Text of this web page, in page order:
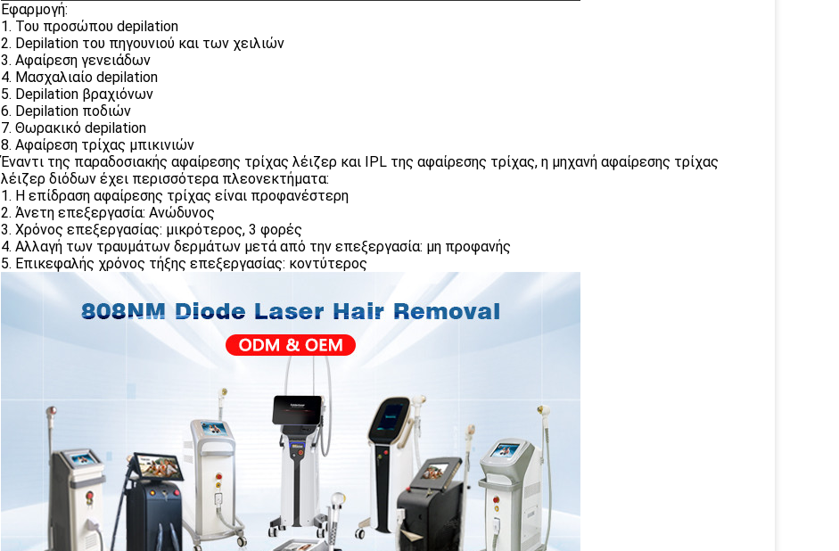
Εφαρμογή:
1. Του προσώπου depilation
2. Depilation του πηγουνιού και των χειλιών
3. Αφαίρεση γενειάδων
4. Μασχαλιαίο depilation
5. Depilation βραχιόνων
6. Depilation ποδιών
7. Θωρακικό depilation
8. Αφαίρεση τρίχας μπικινιών
Έναντι της παραδοσιακής αφαίρεσης τρίχας λέιζερ και IPL της αφαίρεσης τρίχας, η μηχανή αφαίρεσης τρίχας
λέιζερ διόδων έχει περισσότερα πλεονεκτήματα:
1. Η επίδραση αφαίρεσης τρίχας είναι προφανέστερη
2. Άνετη επεξεργασία: Ανώδυνος
3. Χρόνος επεξεργασίας: μικρότερος, 3 φορές
4. Αλλαγή των τραυμάτων δερμάτων μετά από την επεξεργασία: μη προφανής
5. Επικεφαλής χρόνος τήξης επεξεργασίας: κοντύτερος